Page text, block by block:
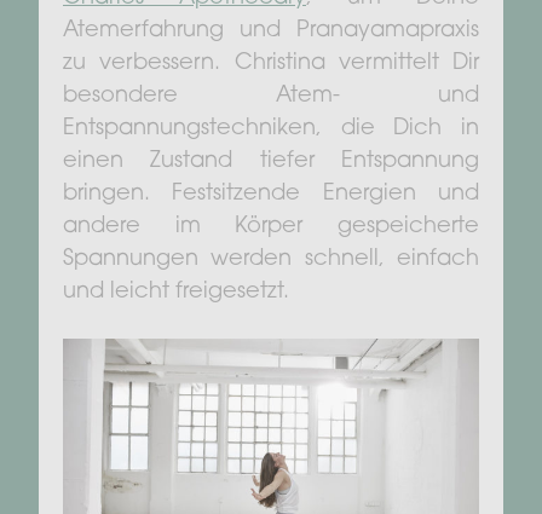
Atemerfahrung und Pranayamapraxis
zu verbessern. Christina vermittelt Dir
besondere Atem- und
Entspannungstechniken, die Dich in
einen Zustand tiefer Entspannung
bringen. Festsitzende Energien und
andere im Körper gespeicherte
Spannungen werden schnell, einfach
und leicht freigesetzt.